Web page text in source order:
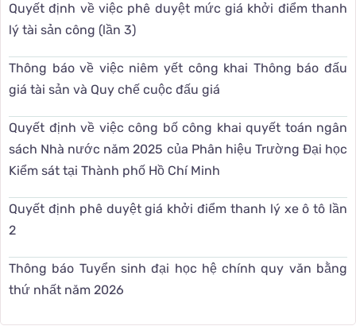
Quyết định về việc phê duyệt mức giá khởi điểm thanh
lý tài sản công (lần 3)
Thông báo về việc niêm yết công khai Thông báo đấu
giá tài sản và Quy chế cuộc đấu giá
Quyết định về việc công bố công khai quyết toán ngân
sách Nhà nước năm 2025 của Phân hiệu Trường Đại học
Kiểm sát tại Thành phố Hồ Chí Minh
Quyết định phê duyệt giá khởi điểm thanh lý xe ô tô lần
2
Thông báo Tuyển sinh đại học hệ chính quy văn bằng
thứ nhất năm 2026